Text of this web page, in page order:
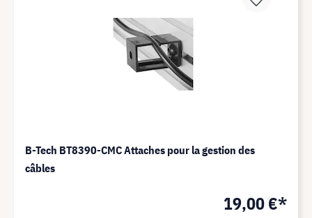
B-Tech BT8390-CMC Attaches pour la gestion des
câbles
19,00 €*